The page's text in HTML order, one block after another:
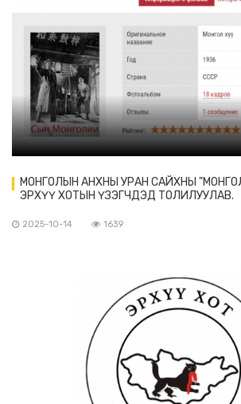
МОНГОЛЫН АНХНЫ УРАН САЙХНЫ
ЭРХҮҮ ХОТЫН ҮЗЭГЧДЭД ТОЛИЛУУЛАВ.
2025-10-14 1639